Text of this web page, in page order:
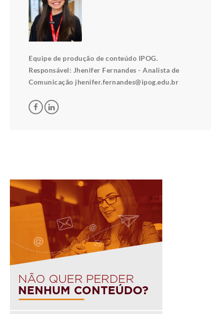
Equipe de produção de conteúdo IPOG.
Responsável: Jhenifer Fernandes - Analista de
Comunicação jhenifer.fernandes@ipog.edu.br